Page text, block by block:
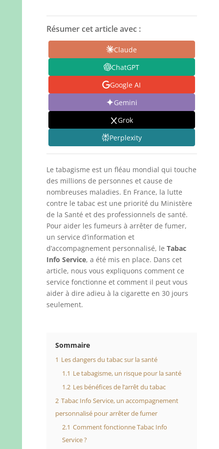
Résumer cet article avec :
Claude
ChatGPT
Google AI
Gemini
Grok
Perplexity
Le tabagisme est un fléau mondial qui touche
des millions de personnes et cause de
nombreuses maladies. En France, la lutte
contre le tabac est une priorité du Ministère
de la Santé et des professionnels de santé.
Pour aider les fumeurs à arrêter de fumer,
un service d’information et
d’accompagnement personnalisé, le Tabac
Info Service, a été mis en place. Dans cet
article, nous vous expliquons comment ce
service fonctionne et comment il peut vous
aider à dire adieu à la cigarette en 30 jours
seulement.
Sommaire
1 Les dangers du tabac sur la santé
1.1 Le tabagisme, un risque pour la santé
1.2 Les bénéfices de l’arrêt du tabac
2 Tabac Info Service, un accompagnement
personnalisé pour arrêter de fumer
2.1 Comment fonctionne Tabac Info
Service ?